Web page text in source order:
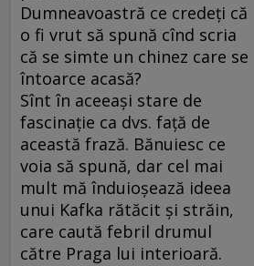
Dumneavoastră ce credeţi că
o fi vrut să spună cînd scria
că se simte un chinez care se
întoarce acasă?
Sînt în aceeaşi stare de
fascinaţie ca dvs. faţă de
această frază. Bănuiesc ce
voia să spună, dar cel mai
mult mă înduioşează ideea
unui Kafka rătăcit şi străin,
care caută febril drumul
către Praga lui interioară.